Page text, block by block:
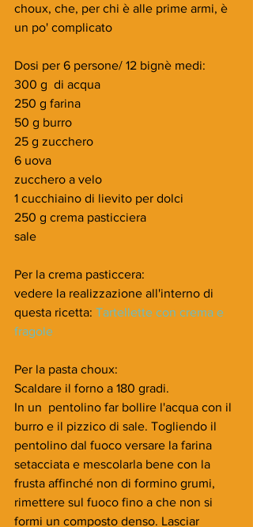
choux, che, per chi è alle prime armi, è
un po' complicato
Dosi per 6 persone/ 12 bignè medi:
300 g  di acqua
250 g farina
50 g burro
25 g zucchero
6 uova
zucchero a velo
1 cucchiaino di lievito per dolci
250 g crema pasticciera
sale
Per la crema pasticcera:
vedere la realizzazione all'interno di
questa ricetta: Tartellette con crema e
fragole
Per la pasta choux:
Scaldare il forno a 180 gradi.
In un  pentolino far bollire l'acqua con il
burro e il pizzico di sale. Togliendo il
pentolino dal fuoco versare la farina
setacciata e mescolarla bene con la
frusta affinché non di formino grumi,
rimettere sul fuoco fino a che non si
formi un composto denso. Lasciar